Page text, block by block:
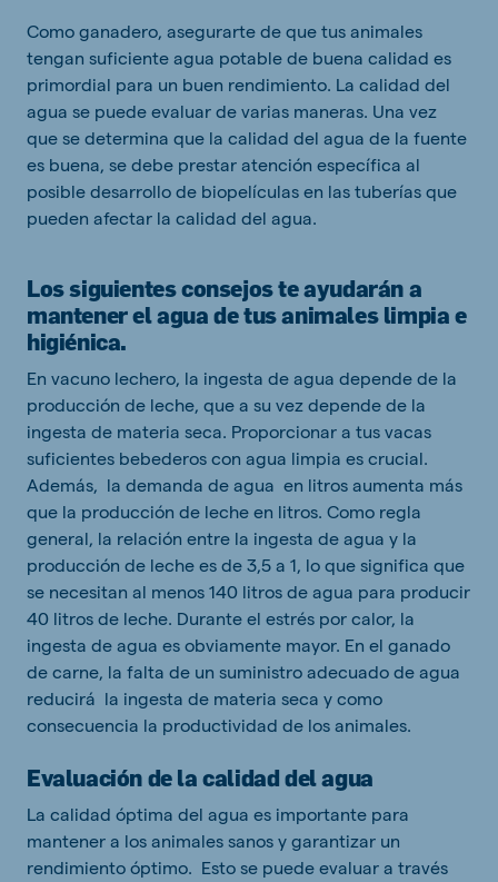
Como ganadero, asegurarte de que tus animales
tengan suficiente agua potable de buena calidad es
primordial para un buen rendimiento. La calidad del
agua se puede evaluar de varias maneras. Una vez
que se determina que la calidad del agua de la fuente
es buena, se debe prestar atención específica al
posible desarrollo de biopelículas en las tuberías que
pueden afectar la calidad del agua.
Los siguientes consejos te ayudarán a
mantener el agua de tus animales limpia e
higiénica.
En vacuno lechero, la ingesta de agua depende de la
producción de leche, que a su vez depende de la
ingesta de materia seca. Proporcionar a tus vacas
suficientes bebederos con agua limpia es crucial.
Además, la demanda de agua en litros aumenta más
que la producción de leche en litros. Como regla
general, la relación entre la ingesta de agua y la
producción de leche es de 3,5 a 1, lo que significa que
se necesitan al menos 140 litros de agua para producir
40 litros de leche. Durante el estrés por calor, la
ingesta de agua es obviamente mayor. En el ganado
de carne, la falta de un suministro adecuado de agua
reducirá la ingesta de materia seca y como
consecuencia la productividad de los animales.
Evaluación de la calidaddel agua
La calidad óptima del agua es importante para
mantener a los animales sanos y garantizar un
rendimiento óptimo. Esto se puede evaluar a través